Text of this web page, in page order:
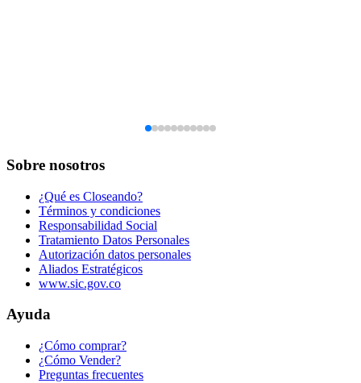
Sobre nosotros
¿Qué es Closeando?
Términos y condiciones
Responsabilidad Social
Tratamiento Datos Personales
Autorización datos personales
Aliados Estratégicos
www.sic.gov.co
Ayuda
¿Cómo comprar?
¿Cómo Vender?
Preguntas frecuentes